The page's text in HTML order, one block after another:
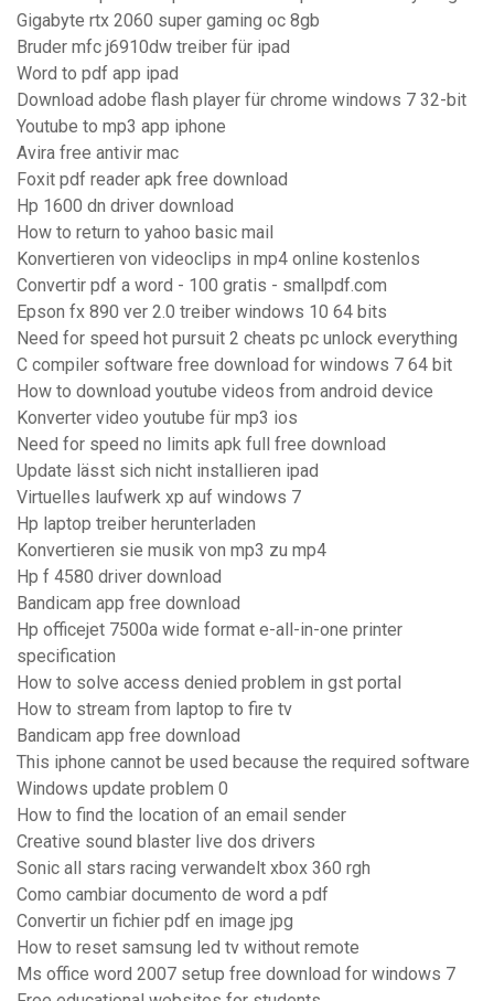
Gigabyte rtx 2060 super gaming oc 8gb
Bruder mfc j6910dw treiber für ipad
Word to pdf app ipad
Download adobe flash player für chrome windows 7 32-bit
Youtube to mp3 app iphone
Avira free antivir mac
Foxit pdf reader apk free download
Hp 1600 dn driver download
How to return to yahoo basic mail
Konvertieren von videoclips in mp4 online kostenlos
Convertir pdf a word - 100 gratis - smallpdf.com
Epson fx 890 ver 2.0 treiber windows 10 64 bits
Need for speed hot pursuit 2 cheats pc unlock everything
C compiler software free download for windows 7 64 bit
How to download youtube videos from android device
Konverter video youtube für mp3 ios
Need for speed no limits apk full free download
Update lässt sich nicht installieren ipad
Virtuelles laufwerk xp auf windows 7
Hp laptop treiber herunterladen
Konvertieren sie musik von mp3 zu mp4
Hp f 4580 driver download
Bandicam app free download
Hp officejet 7500a wide format e-all-in-one printer
specification
How to solve access denied problem in gst portal
How to stream from laptop to fire tv
Bandicam app free download
This iphone cannot be used because the required software
Windows update problem 0
How to find the location of an email sender
Creative sound blaster live dos drivers
Sonic all stars racing verwandelt xbox 360 rgh
Como cambiar documento de word a pdf
Convertir un fichier pdf en image jpg
How to reset samsung led tv without remote
Ms office word 2007 setup free download for windows 7